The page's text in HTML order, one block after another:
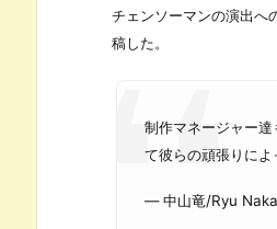
チェンソーマンの演出へ
稿した。
制作マネージャー
て彼らの頑張りに
— 中山竜/Ryu